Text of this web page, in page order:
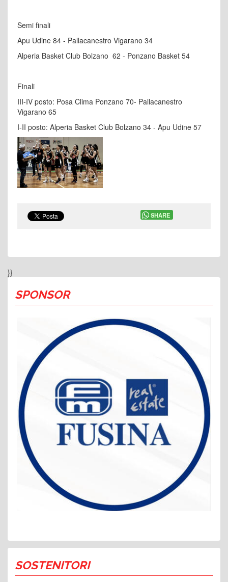
}}
SPONSOR
SOSTENITORI
Semi finali
Apu Udine 84 - Pallacanestro Vigarano 34
Alperia Basket Club Bolzano 62 - Ponzano Basket 54
Finali
III-IV posto: Posa Clima Ponzano 70- Pallacanestro
Vigarano 65
I-II posto: Alperia Basket Club Bolzano 34 - Apu Udine 57
SHARE